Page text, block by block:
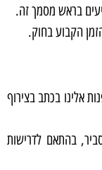
בראש מסמך זה.
הקבוע בחוק.
אלינו בכתב בצירוף
בהתאם לדרישות